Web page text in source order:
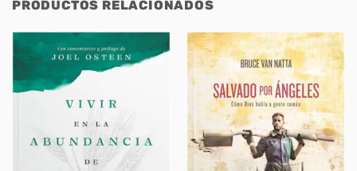
PRODUCTOS RELACIONADOS